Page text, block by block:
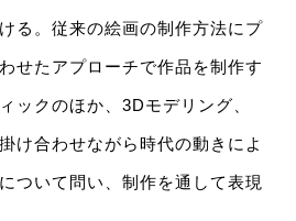
る。従来の絵画の制作方法にプ
せたアプローチで作品を制作す
ックのほか、3Dモデリング、
け合わせながら時代の動きによ
ついて問い、制作を通して表現